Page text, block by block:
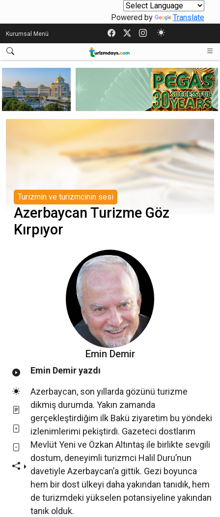
Powered by Translate
Kurumsal Menü
Turizmin ve turizmcinin sesi
Azerbaycan Turizme Göz
Kırpıyor
Emin Demir
Emin Demir yazdı
Azerbaycan, son yıllarda gözünü turizme
dikmiş durumda. Yakın zamanda
gerçekleştirdiğim ilk Bakü ziyaretim bu yöndeki
izlenimlerimi pekiştirdi. Gazeteci dostlarım
Mevlüt Yeni ve Özkan Altıntaş ile birlikte sevgili
dostum, deneyimli turizmci Halil Duru’nun
davetiyle Azerbaycan’a gittik. Gezi boyunca
hem bir dost ülkeyi daha yakından tanıdık, hem
de turizmdeki yükselen potansiyeline yakından
tanık olduk.